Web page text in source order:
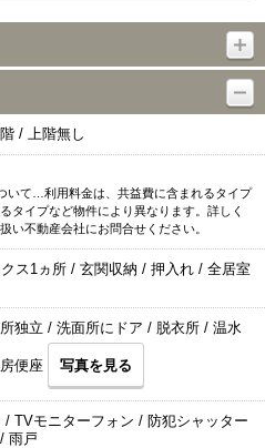
/ 上階無し
いて…利用料金は、共益費に含まれるタイプ
タイプなど物件により異なります。詳しく
い不動産会社にお問合せください。
ス1ヵ所 / 玄関収納 / 押入れ / 全居室
独立 / 洗面所にドア / 脱衣所 / 温水
便座 写真を見る
/ TVモニターフォン / 防犯シャッター
雨戸